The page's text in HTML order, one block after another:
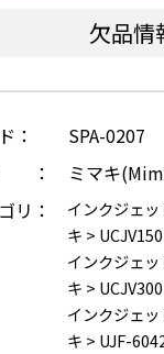
欠品情
：
SPA-0207
：
ミマキ
リ：
インクジェ
キ >
インクジェ
キ >
インクジェ
キ > UJF-